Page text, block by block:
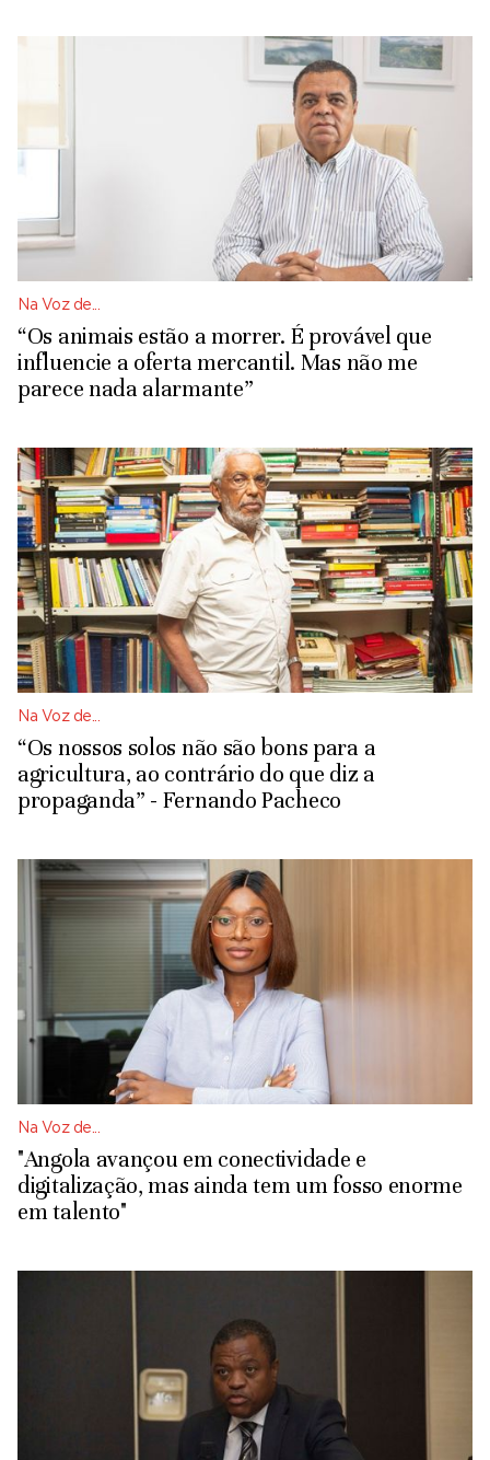
Na Voz de...
“Os animais estão a morrer. É provável que
influencie a oferta mercantil. Mas não me
parece nada alarmante”
Na Voz de...
“Os nossos solos não são bons para a
agricultura, ao contrário do que diz a
propaganda” - Fernando Pacheco
Na Voz de...
"Angola avançou em conectividade e
digitalização, mas ainda tem um fosso enorme
em talento"